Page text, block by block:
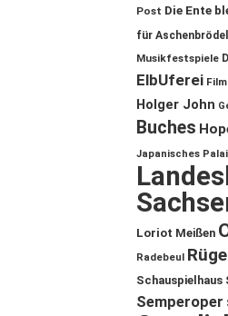
Post Die Ente
für Aschenbrödel
Musikfestspiele
ElbUferei Film
Holger John
Buches
Japanisches
Loriot Meißen
Radebeul
Schauspielhaus
Semperoper